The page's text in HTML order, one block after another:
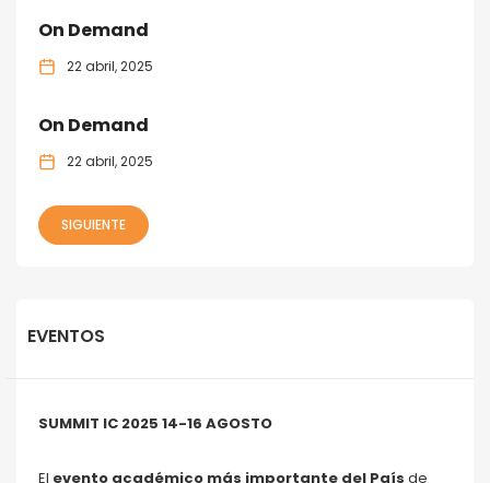
On Demand
22 abril, 2025
On Demand
22 abril, 2025
SIGUIENTE
EVENTOS
SUMMIT IC 2025 14-16 AGOSTO
El evento académico más importante del País de